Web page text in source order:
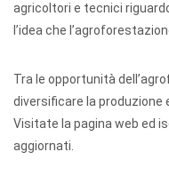
agricoltori e tecnici
l’idea che
Tra le opportunità
diversificare la produzione
Visitate la pagina web ed
aggiornati.